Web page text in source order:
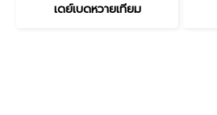
เดย์เบดหวายเทียม